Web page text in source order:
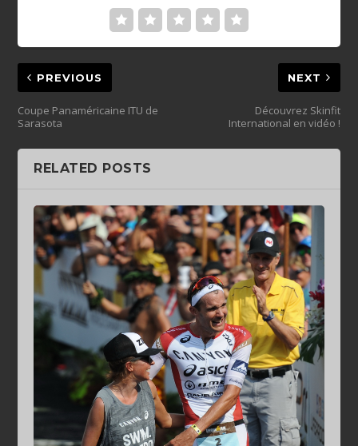
PREVIOUS
Coupe Panaméricaine ITU de
Sarasota
NEXT
Découvrez Skinfit
International en vidéo !
RELATED POSTS